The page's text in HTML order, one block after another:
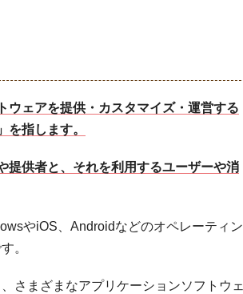
ウェアを提供・カスタマイズ・運営する
指します。
提供者と、それを利用するユーザーや消
やiOS、Androidなどのオペレーティン
。
さまざまなアプリケーションソフトウェ